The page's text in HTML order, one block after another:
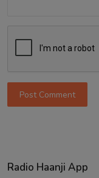
Post Comment
Radio Haanji App